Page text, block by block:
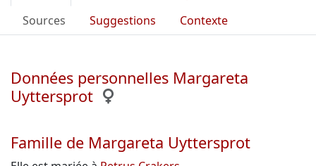
Sources
Suggestions Contexte
Données personnelles Margareta
Uyttersprot
Famille de Margareta Uyttersprot